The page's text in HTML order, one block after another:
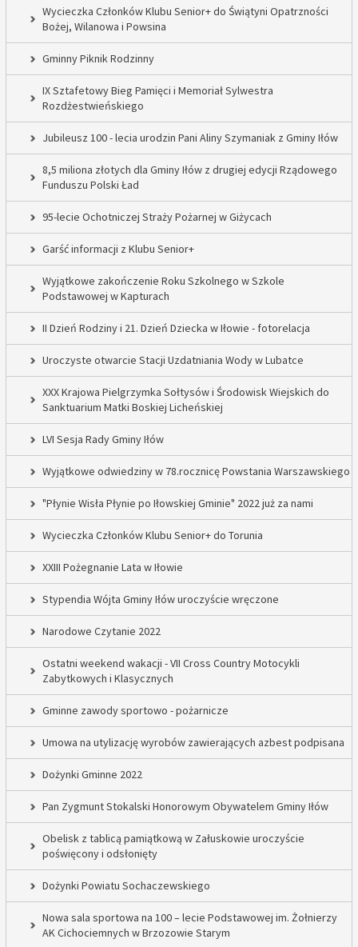
Wycieczka Członków Klubu Senior+ do Świątyni Opatrzności
Bożej, Wilanowa i Powsina
Gminny Piknik Rodzinny
IX Sztafetowy Bieg Pamięci i Memoriał Sylwestra
Rozdżestwieńskiego
Jubileusz 100 - lecia urodzin Pani Aliny Szymaniak z Gminy Iłów
8,5 miliona złotych dla Gminy Iłów z drugiej edycji Rządowego
Funduszu Polski Ład
95-lecie Ochotniczej Straży Pożarnej w Giżycach
Garść informacji z Klubu Senior+
Wyjątkowe zakończenie Roku Szkolnego w Szkole
Podstawowej w Kapturach
II Dzień Rodziny i 21. Dzień Dziecka w Iłowie - fotorelacja
Uroczyste otwarcie Stacji Uzdatniania Wody w Lubatce
XXX Krajowa Pielgrzymka Sołtysów i Środowisk Wiejskich do
Sanktuarium Matki Boskiej Licheńskiej
LVI Sesja Rady Gminy Iłów
Wyjątkowe odwiedziny w 78.rocznicę Powstania Warszawskiego
"Płynie Wisła Płynie po Iłowskiej Gminie" 2022 już za nami
Wycieczka Członków Klubu Senior+ do Torunia
XXIII Pożegnanie Lata w Iłowie
Stypendia Wójta Gminy Iłów uroczyście wręczone
Narodowe Czytanie 2022
Ostatni weekend wakacji - VII Cross Country Motocykli
Zabytkowych i Klasycznych
Gminne zawody sportowo - pożarnicze
Umowa na utylizację wyrobów zawierających azbest podpisana
Dożynki Gminne 2022
Pan Zygmunt Stokalski Honorowym Obywatelem Gminy Iłów
Obelisk z tablicą pamiątkową w Załuskowie uroczyście
poświęcony i odsłonięty
Dożynki Powiatu Sochaczewskiego
Nowa sala sportowa na 100 – lecie Podstawowej im. Żołnierzy
AK Cichociemnych w Brzozowie Starym